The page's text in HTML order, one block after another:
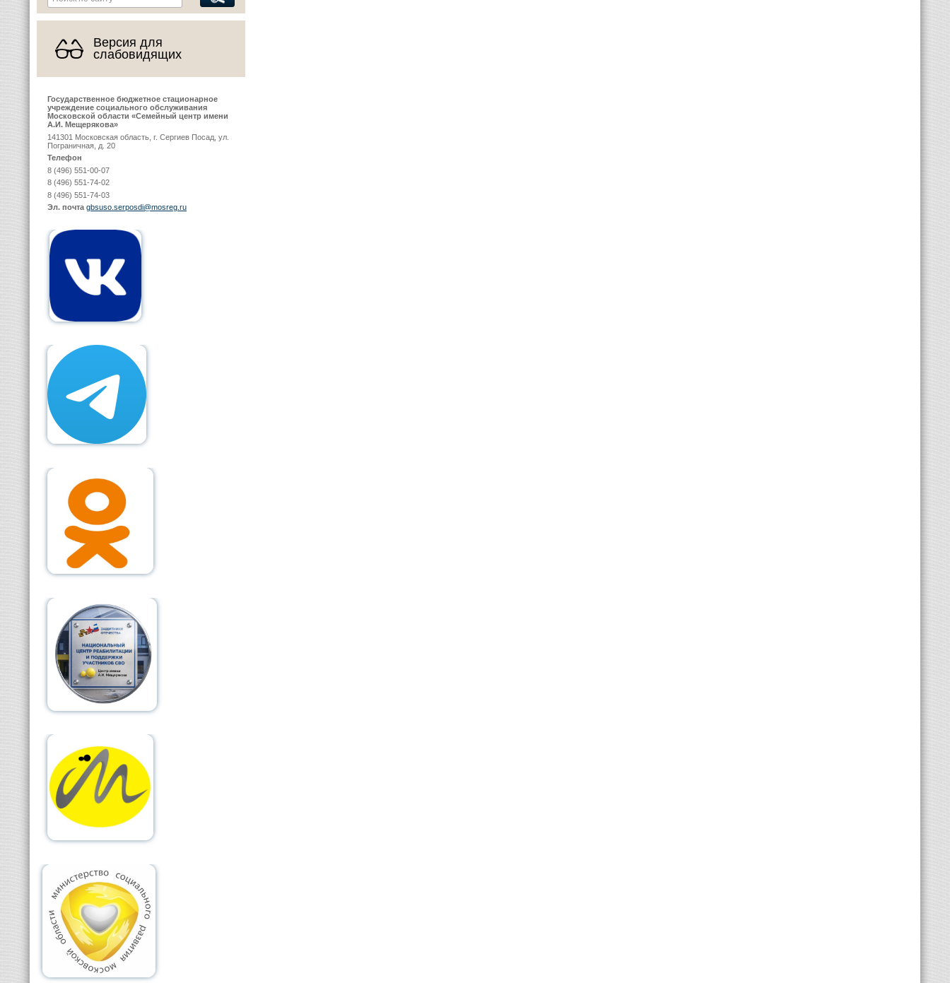
Версия для
слабовидящих
Государственное бюджетное стационарное
учреждение социального обслуживания
Московской области «Семейный центр имени
А.И. Мещерякова»
141301 Московская область, г. Сергиев Посад, ул.
Пограничная, д. 20
Телефон
8 (496) 551-00-07
8 (496) 551-74-02
8 (496) 551-74-03
Эл. почта gbsuso.serposdi@mosreg.ru